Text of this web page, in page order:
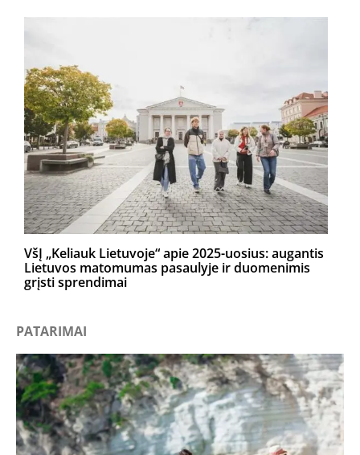
VšĮ „Keliauk Lietuvoje“ apie 2025-uosius: augantis
Lietuvos matomumas pasaulyje ir duomenimis
grįsti sprendimai
PATARIMAI